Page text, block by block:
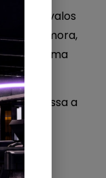
intervalos
demora,
e uma
e passa a